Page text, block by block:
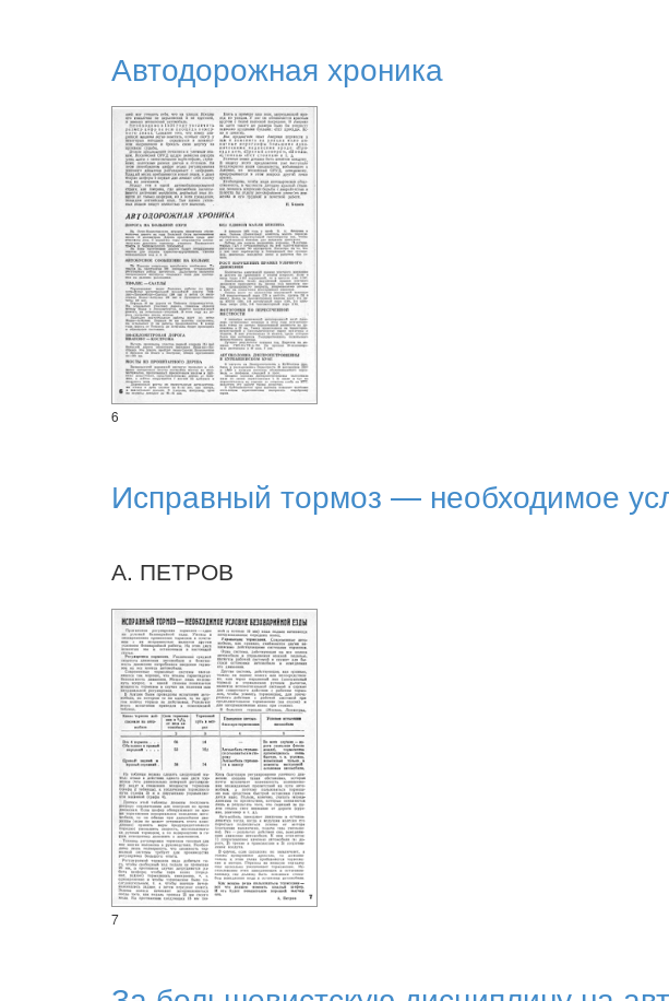
Автодорожная хроника
6
Исправный тормоз — необходимое
А. ПЕТРОВ
7